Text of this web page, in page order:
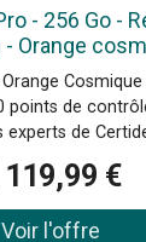
- 256 Go -
Orange
points de
de
119,99 €